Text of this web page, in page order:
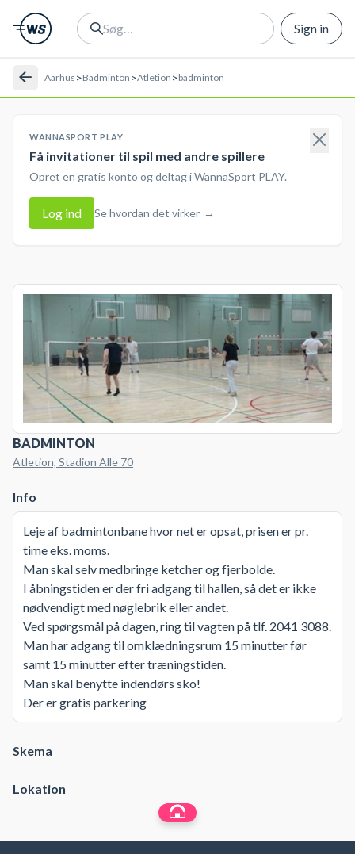
Sign in
Aarhus >Badminton >Atletion >badminton
WANNASPORT PLAY
Få invitationer til spil med andre spillere
Opret en gratis konto og deltag i WannaSport PLAY.
Log ind Se hvordan det virker →
BADMINTON
Atletion, Stadion Alle 70
Info
Leje af badmintonbane hvor net er opsat, prisen er pr.
time eks. moms.
Man skal selv medbringe ketcher og fjerbolde.
I åbningstiden er der fri adgang til hallen, så det er ikke
nødvendigt med nøglebrik eller andet.
Ved spørgsmål på dagen, ring til vagten på tlf. 2041 3088.
Man har adgang til omklædningsrum 15 minutter før
samt 15 minutter efter træningstiden.
Man skal benytte indendørs sko!
Der er gratis parkering
Skema
Lokation